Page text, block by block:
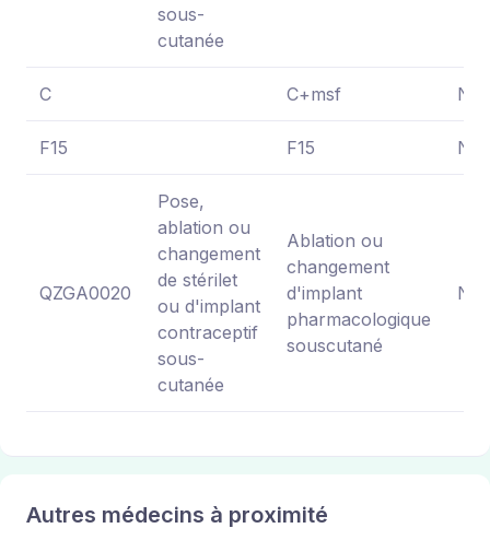
sous-
cutanée
C C+msf NC
F15 F15 NC
QZGA0020
Pose,
ablation ou
changement
de stérilet
ou d'implant
contraceptif
sous-
cutanée
Ablation ou
changement
d'implant
pharmacologique
souscutané
NC
Autres médecins à proximité